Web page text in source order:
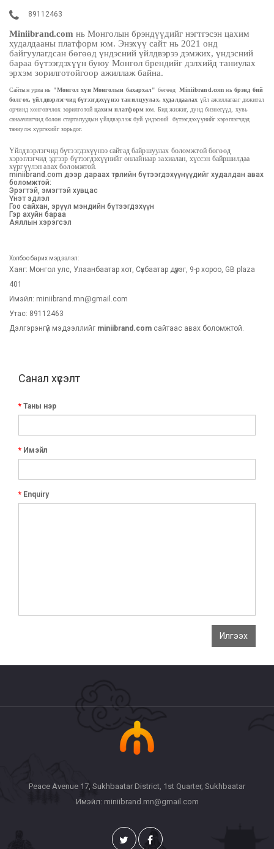
89112463
Miniibrand.com нь Монголын брэндүүдийг нэгтгэсэн цахим
худалдааны платформ юм. Энэхүү сайт нь 2021 онд
байгуулагдсан бөгөөд үндэсний үйлдвэрээ дэмжих, үндэсний
бараа бүтээгдэхүүн буюу Монгол брендийг дэлхийд таниулах
эрхэм зорилготойгоор ажиллаж байна.
Сайтын уриа нь "Монгол хүн Монголын бахархал" бөгөөд Miniibrand.com нь брэнд бий
болгох, үйлдвэрлэгчид бүтээгдэхүүнээтанилцуулах, худалдаалах үйл ажиллагааг дижитал
орчинд хөнгөвчлөх зорилготойцахим платформ юм. Бид жижиг, дунд бизнесүүд, хувь
санаачлагчид болон стартапуудын үйлдвэрлэж буй үндэсний бүтээгдэхүүнийг хэрэглэгчдэд
таниулж хүргэхийг зорьдог.
Үйлдвэрлэгчид бүтээгдэхүүнээ сайтад байршуулах боломжтой бөгөөд
хэрэглэгчид эдгээр бүтээгдэхүүнийг онлайнаар захиалан, хүссэн байршилдаа
хүргүүлэн авах боломжтой.
miniibrand.com дээр дараах төрлийн бүтээгдэхүүнүүдийг худалдан авах
боломжтой:
Эрэгтэй, эмэгтэй хувцас
Үнэт эдлэл
Гоо сайхан, эрүүл мэндийн бүтээгдэхүүн
Гэр ахуйн бараа
Аяллын хэрэгсэл
Холбоо барих мэдээлэл:
Хаяг: Монгол улс, Улаанбаатар хот, Сүхбаатар дүүрэг, 9-р хороо, GB plaza
401
Имэйл: miniibrand.mn@gmail.com
Утас: 89112463
Дэлгэрэнгүй мэдээллийг miniibrand.com сайтаас авах боломжтой.
Санал хүсэлт
Таны нэр
Имэйл
Enquiry
Илгээх
Peace Avenue 17, Sukhbaatar District, 1st Quarter, Sukhbaatar
Имэйл: miniibrand.mn@gmail.com